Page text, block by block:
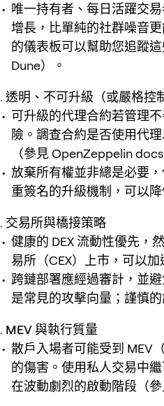
唯一持有者、每日活躍交
增長，比單純的社群噪音
的儀表板可以幫助您追蹤
Dune）。
透明、不可升級（或嚴格控
可升級的代理合約若管理
險。調查合約是否使用代
（參見 OpenZeppelin docs
放棄所有權並非總是必要
重簽名的升級機制，可以
交易所與橋接策略
健康的 DEX 流動性優先，
易所（CEX）上市，可以加
跨鏈部署應經過審計，並
是常見的攻擊向量；謹慎的
MEV 與執行質量
散戶入場者可能受到 MEV
的傷害。使用私人交易中
在波動劇烈的啟動階段（